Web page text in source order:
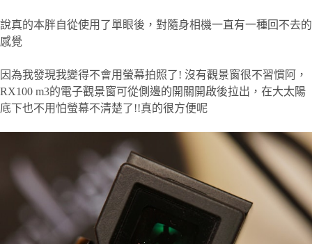
說真的本胖自從使用了單眼後，對隨身相機一直有一種回不去的
感覺
因為我發現我變得不會用螢幕拍照了! 沒有觀景窗很不習慣阿，
RX100 m3的電子觀景窗可從側邊的開關開啟後拉出，在大太陽
底下也不用怕螢幕不清楚了!!真的很方便呢